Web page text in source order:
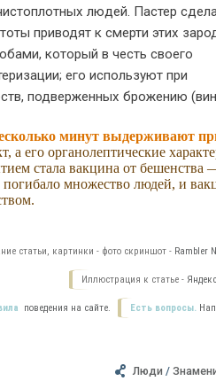
людей. Пастер
приводят к смерти этих
который в честь своего
его используют при
подверженных брожению
минут выдерживают
его органолептические
стала вакцина от бешенства
погибало множество людей, и
статьи, картинки - фото скриншот - Rambler
Иллюстрация к статье -
Есть вопросы.
поведения на сайте.
Люди /